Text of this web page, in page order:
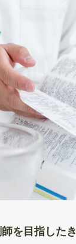
を目指したき